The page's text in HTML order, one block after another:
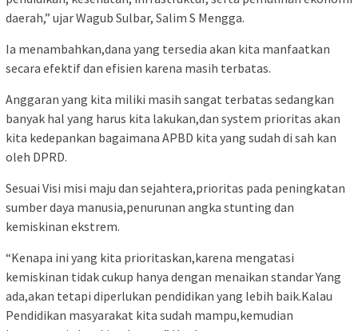
daerah,” ujar Wagub Sulbar, Salim S Mengga.
Ia menambahkan,dana yang tersedia akan kita manfaatkan
secara efektif dan efisien karena masih terbatas.
Anggaran yang kita miliki masih sangat terbatas sedangkan
banyak hal yang harus kita lakukan,dan system prioritas akan
kita kedepankan bagaimana APBD kita yang sudah di sah kan
oleh DPRD.
Sesuai Visi misi maju dan sejahtera,prioritas pada peningkatan
sumber daya manusia,penurunan angka stunting dan
kemiskinan ekstrem.
“Kenapa ini yang kita prioritaskan,karena mengatasi
kemiskinan tidak cukup hanya dengan menaikan standar Yang
ada,akan tetapi diperlukan pendidikan yang lebih baik.Kalau
Pendidikan masyarakat kita sudah mampu,kemudian